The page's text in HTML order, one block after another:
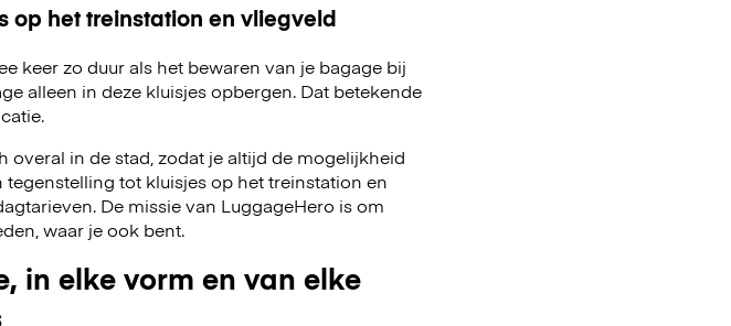
op het treinstation en vliegveld
keer zo duur als het bewaren van je bagage bij
alleen in deze kluisjes opbergen. Dat betekende
in de stad, zodat je altijd de mogelijkheid
tot kluisjes op het treinstation en
De missie van LuggageHero is om
waar je ook bent.
in elke vorm en van elke